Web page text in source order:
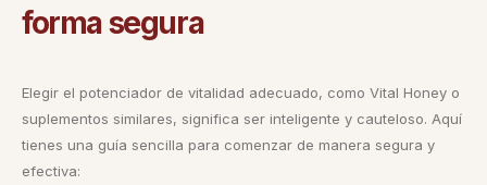
forma segura
Elegir el potenciador de vitalidad adecuado, como Vital Honey o
suplementos similares, significa ser inteligente y cauteloso. Aquí
tienes una guía sencilla para comenzar de manera segura y
efectiva: